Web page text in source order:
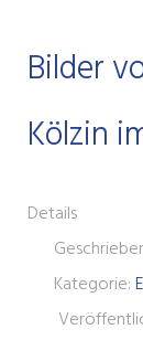
Bilder
Kölzin
Details
Kategorie: